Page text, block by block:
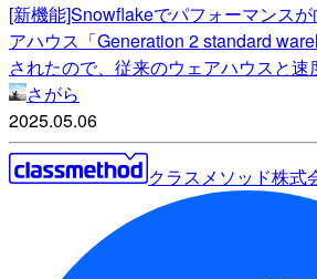
[新機能]Snowflakeでパフォーマンス
アハウス「Generation 2 standard
されたので、従来のウェアハウスと速
さがら
2025.05.06
クラスメソッド株式